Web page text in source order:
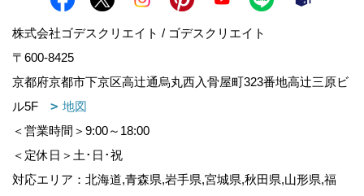
株式会社ゴデスクリエイト / ゴデスクリエイト
〒600-8425
京都府京都市下京区高辻通烏丸西入骨屋町323番地高辻三原ビ
ル5F
地図
＜営業時間＞9:00～18:00
＜定休日＞土･日･祝
対応エリア：北海道,青森県,岩手県,宮城県,秋田県,山形県,福